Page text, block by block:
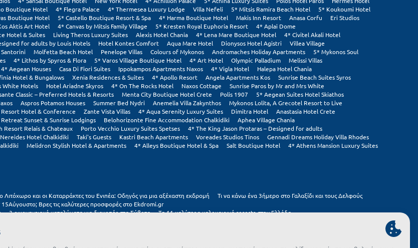
Boutique Hotel 4* Flegra Palace 4* Thermesea Luxury Lodge Villa Nefeli 5* Mitsis Ramira Beach Hotel
5* Koukoumi Hotel
Boutique Hotel 5* Castello Boutique Resort & Spa 4* Harma Boutique Hotel Makis Inn Resort Anasa Corfu
Eri Studios
Aktis Art Hotel 4* Canvas by Mitsis Family Village 5* Kresten Royal Euphoria Resort
4* Aplai Dome
Hotel & Suites Living Theros Luxury Suites Alexis Hotel Chania 4* Lena Mare Boutique Hotel
4* Civitel Akali Hotel
for adults by Louis Hotels Hotel Kontes Comfort Aqua Mare Hotel Dionysos Hotel Agistri
Villea Village
Molfetta Beach Hotel Penelope Villas Colours of Mykonos Andromaches Holiday Apartments
5* Mykonos Soul
4* Lithos by Spyros & Flora 5* Varos Village Boutique Hotel 4* Art Hotel Olympic Palladium
Melissi Villas
4* Aegean Houses Casa Di Fiori Suites Ippokampos Apartments Naxos 4* Vigla Hotel
Halepa Hotel Chania
Hotel & Bungalows Xenia Residences & Suites 4* Apollo Resort Angela Apartments Kos
Sunrise Beach Suites Syros
White Hotels Hotel Ariadne Skyros 4* On The Rocks Hotel Naxos Cottage
Sunrise Paros by Mr and Mrs White
Classic – Preferred Hotels & Resorts Menta City Boutique Hotel Crete Polis 1907
5* Aegean Suites Hotel Skiathos
Aspros Potamos Houses Summer Bed Nydri Anemelia Villa Zakynthos
Mykonos Lolita, A Grecotel Resort to Live
Hotel & Conference Zante Vista Villas 4* Aqua Serenity Luxury Suites Dimitra Hotel
Anastasia Hotel Crete
Sunset & Sunrise Lodgings Belohorizonte Fine Accommodation Chalkidiki
Aphea Village Chania
Resort Relais & Chateaux Porto Vecchio Luxury Suites Spetses
4* The King Jason Protaras – Designed for adults
Nereides Hotel Chalkidiki Taki's Guests Kastri Beach Apartments Voreades Studios Tinos
Gennadi Dreams Holiday Villa Rhodes
Melidron Stylish Hotel & Apartments 4* Alleys Boutique Hotel & Spa Salt Boutique Hotel 4* Athens Mansion Luxury Suites
Λιτόχωρο και οι Καταρράκτες του Ενιπέα: Οδηγός για μια αξέχαστη εκδρομή
Τι να κάνω ένα 3ήμερο στο Γαλαξίδι και τους Δελφούς
15Αύγουστο; Βρες τις καλύτερες προσφορές στο Ekdromi.gr
3 οικογενειακά καταλύματα για διακοπές στα Σύβοτα
Τα 11 καλύτερα καλοκαιρινά resorts στην Ελλάδα